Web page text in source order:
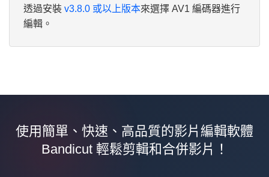
透過安裝 v3.8.0 或以上版本來選擇 AV1 編碼器進行
編輯。
使用簡單、快速、高品質的影片編輯軟體
Bandicut 輕鬆剪輯和合併影片！